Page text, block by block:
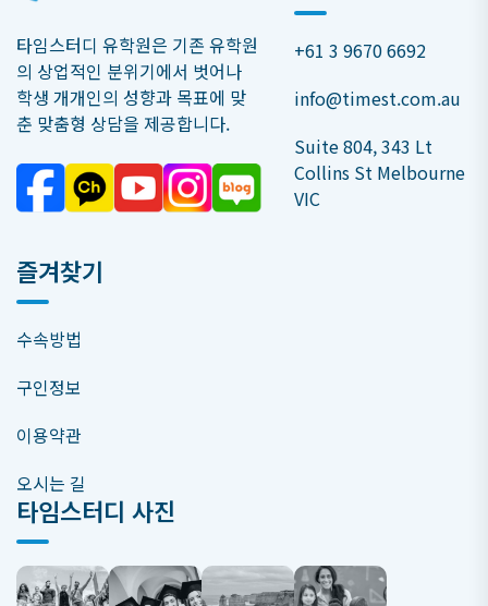
타임스터디 유학원은 기존 유학원
의 상업적인 분위기에서 벗어나
학생 개개인의 성향과 목표에 맞
춘 맞춤형 상담을 제공합니다.
+61 3 9670 6692
info@timest.com.au
Suite 804, 343 Lt
Collins St Melbourne
VIC
즐겨찾기
수속방법
구인정보
이용약관
오시는 길
타임스터디 사진